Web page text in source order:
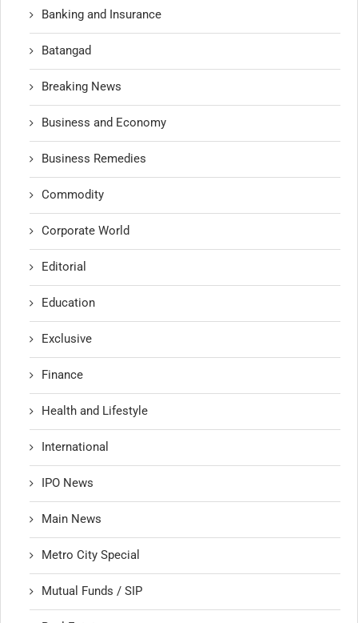
Banking and Insurance
Batangad
Breaking News
Business and Economy
Business Remedies
Commodity
Corporate World
Editorial
Education
Exclusive
Finance
Health and Lifestyle
International
IPO News
Main News
Metro City Special
Mutual Funds / SIP